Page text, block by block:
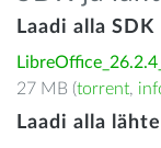
Laadi alla SDK
27 MB (torrent,
Laadi alla